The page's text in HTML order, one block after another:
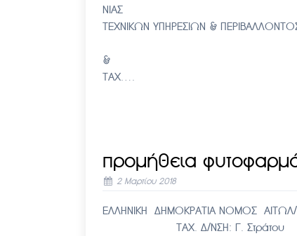
ΝΙΑΣ Αριθ. Πρωτ. -
ΤΕΧΝΙΚΩΝ ΥΠΗΡΕΣΙΩΝ &
ΠΡΟΣ ΤΜΗΜΑ
& ΚΑΘΕ
ΤΑΧ….
προμήθεια
2 Μαρτίου 2018
ΕΛΛΗΝΙΚΗ ΔΗΜΟΚΡΑΤΙΑ ΝΟΜΟΣ ΑΙΤΩΛ/
ΤΑΧ. Δ/ΝΣΗ: Γ. Στράτου